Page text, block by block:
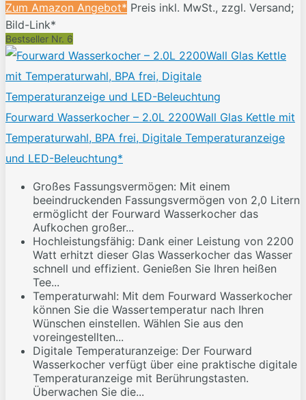
Zum Amazon Angebot* Preis inkl. MwSt., zzgl. Versand;
Bild-Link*
Bestseller Nr. 6
Fourward Wasserkocher – 2.0L 2200Wall Glas Kettle mit
Temperaturwahl, BPA frei, Digitale Temperaturanzeige
und LED-Beleuchtung*
Großes Fassungsvermögen: Mit einem
beeindruckenden Fassungsvermögen von 2,0 Litern
ermöglicht der Fourward Wasserkocher das
Aufkochen großer...
Hochleistungsfähig: Dank einer Leistung von 2200
Watt erhitzt dieser Glas Wasserkocher das Wasser
schnell und effizient. Genießen Sie Ihren heißen
Tee...
Temperaturwahl: Mit dem Fourward Wasserkocher
können Sie die Wassertemperatur nach Ihren
Wünschen einstellen. Wählen Sie aus den
voreingestellten...
Digitale Temperaturanzeige: Der Fourward
Wasserkocher verfügt über eine praktische digitale
Temperaturanzeige mit Berührungstasten.
Überwachen Sie die...